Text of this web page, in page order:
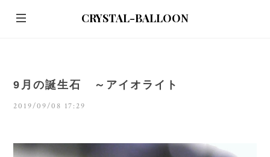
CRYSTAL-BALLOON
9月の誕生石 ～アイオライト
2019/09/08 17:29